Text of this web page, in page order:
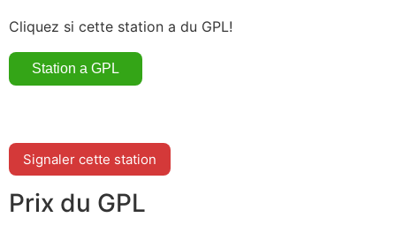
Cliquez si cette station a du GPL!
Signaler cette station
Prix du GPL